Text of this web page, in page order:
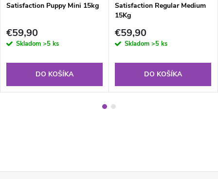
Satisfaction Puppy Mini 15kg
€59,90
Skladom >5 ks
DO KOŠÍKA
Satisfaction Regular Medium
15Kg
€59,90
Skladom >5 ks
DO KOŠÍKA